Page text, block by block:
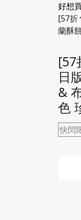
好想
[57折
蘭酥
[57
日
&
色
快閃